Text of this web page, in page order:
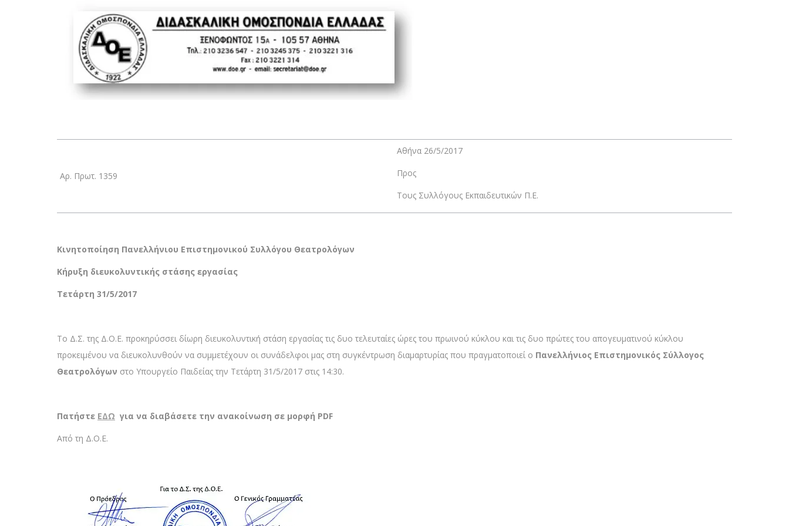
Αρ. Πρωτ. 1359
Αθήνα 26/5/2017
Προς
Τους Συλλόγους Εκπαιδευτικών Π.Ε.
Κινητοποίηση Πανελλήνιου Επιστημονικού Συλλόγου Θεατρολόγων
Κήρυξη διευκολυντικής στάσης εργασίας
Τετάρτη 31/5/2017
Το Δ.Σ. της Δ.Ο.Ε. προκηρύσσει δίωρη διευκολυντική στάση εργασίας τις δυο τελευταίες ώρες του πρωινού κύκλου και τις δυο πρώτες του απογευματινού κύκλου
προκειμένου να διευκολυνθούν να συμμετέχουν οι συνάδελφοι μας στη συγκέντρωση διαμαρτυρίας που πραγματοποιεί ο Πανελλήνιος Επιστημονικός Σύλλογος
Θεατρολόγων στο Υπουργείο Παιδείας την Τετάρτη 31/5/2017 στις 14:30.
Πατήστε ΕΔΩ για να διαβάσετε την ανακοίνωση σε μορφή PDF
Από τη Δ.Ο.Ε.